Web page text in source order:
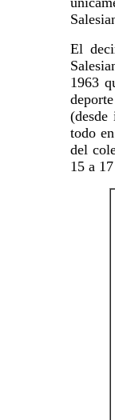
El
1963
todo
del
15 a